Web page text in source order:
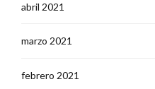
abril 2021
marzo 2021
febrero 2021